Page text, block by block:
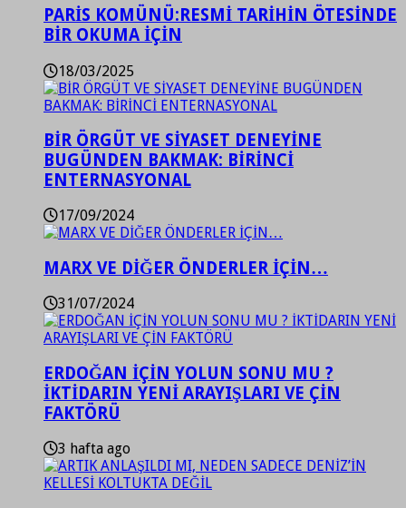
PARİS KOMÜNÜ:RESMİ TARİHİN ÖTESİNDE
BİR OKUMA İÇİN
18/03/2025
BİR ÖRGÜT VE SİYASET DENEYİNE
BUGÜNDEN BAKMAK: BİRİNCİ
ENTERNASYONAL
17/09/2024
MARX VE DİĞER ÖNDERLER İÇİN…
31/07/2024
ERDOĞAN İÇİN YOLUN SONU MU ?
İKTİDARIN YENİ ARAYIŞLARI VE ÇİN
FAKTÖRÜ
3 hafta ago